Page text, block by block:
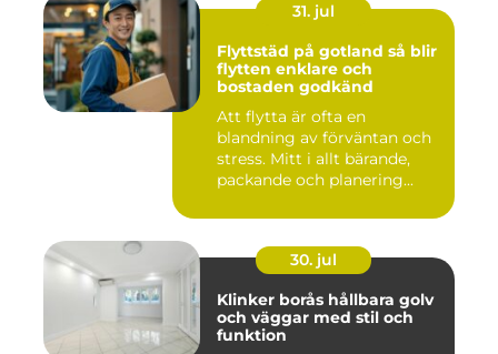
31. jul
Flyttstäd på gotland så blir
flytten enklare och
bostaden godkänd
Att flytta är ofta en
blandning av förväntan och
stress. Mitt i allt bärande,
packande och planering...
30. jul
Klinker borås hållbara golv
och väggar med stil och
funktion